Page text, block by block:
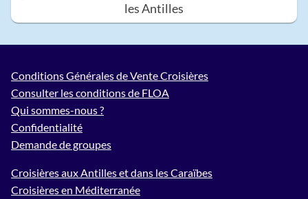
les Antilles
Conditions Générales de Vente Croisières
Consulter les conditions de FLOA
Qui sommes-nous ?
Confidentialité
Demande de groupes
Croisières aux Antilles et dans les Caraïbes
Croisières en Méditerranée